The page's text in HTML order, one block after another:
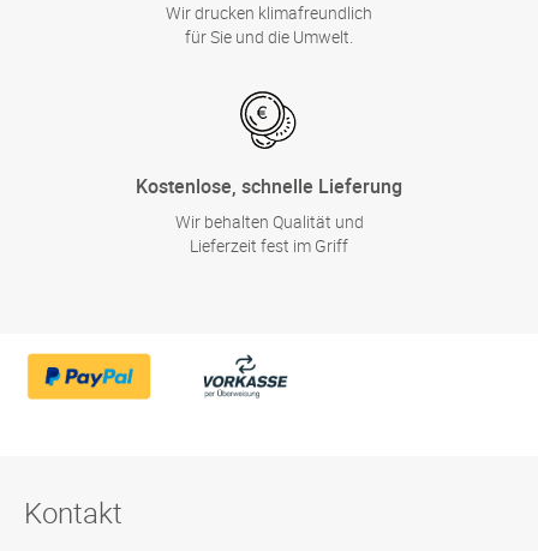
Wir drucken klimafreundlich
für Sie und die Umwelt.
Kostenlose, schnelle Lieferung
Wir behalten Qualität und
Lieferzeit fest im Griff
Kontakt